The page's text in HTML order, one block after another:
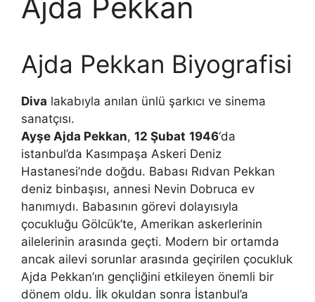
Ajda Pekkan
Ajda Pekkan Biyografisi
Diva lakabıyla anılan ünlü şarkıcı ve sinema
sanatçısı.
Ayşe Ajda Pekkan, 12 Şubat 1946‘da
istanbul’da Kasımpaşa Askeri Deniz
Hastanesi’nde doğdu. Babası Rıdvan Pekkan
deniz binbaşısı, annesi Nevin Dobruca ev
hanımıydı. Babasının görevi dolayısıyla
çocukluğu Gölcük’te, Amerikan askerlerinin
ailelerinin arasında geçti. Modern bir ortamda
ancak ailevi sorunlar arasında geçirilen çocukluk
Ajda Pekkan’ın gençliğini etkileyen önemli bir
dönem oldu. İlk okuldan sonra İstanbul’a